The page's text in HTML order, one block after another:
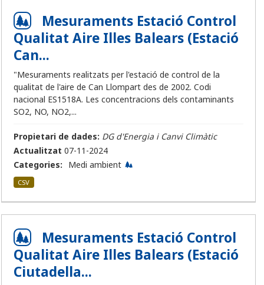
Mesuraments Estació Control
Qualitat Aire Illes Balears (Estació
Can...
"Mesuraments realitzats per l'estació de control de la
qualitat de l'aire de Can Llompart des de 2002. Codi
nacional ES1518A. Les concentracions dels contaminants
SO2, NO, NO2,...
Propietari de dades: DG d'Energia i Canvi Climàtic
Actualitzat 07-11-2024
Categories:
Medi ambient
CSV
Mesuraments Estació Control
Qualitat Aire Illes Balears (Estació
Ciutadella...